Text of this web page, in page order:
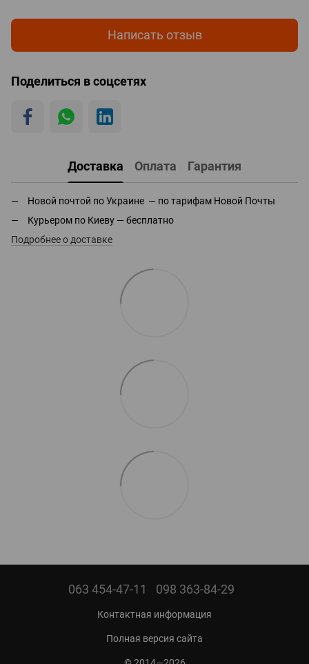
Написать отзыв
Поделиться в соцсетях
Доставка Оплата Гарантия
Новой почтой по Украине — по тарифам Новой Почты
Курьером по Киеву — бесплатно
Подробнее о доставке
063 454-47-11 098 363-84-29
Контактная информация
Полная версия сайта